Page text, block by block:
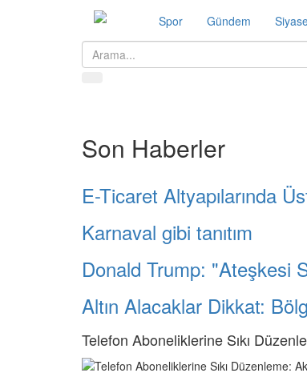
Spor Gündem
Son Haberler
E-Ticaret Altyapılarında
Karnaval gibi tanıtım
Donald Trump: "Ateşkesi
Altın Alacaklar Dikkat:
Telefon Aboneliklerine Sıkı